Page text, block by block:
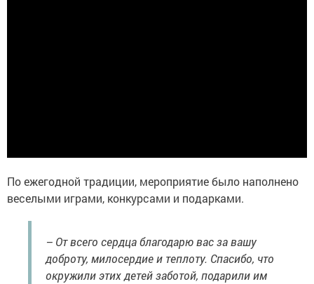
По ежегодной традиции, мероприятие было наполнено
веселыми играми, конкурсами и подарками.
– От всего сердца благодарю вас за вашу
доброту, милосердие и теплоту. Спасибо, что
окружили этих детей заботой, подарили им